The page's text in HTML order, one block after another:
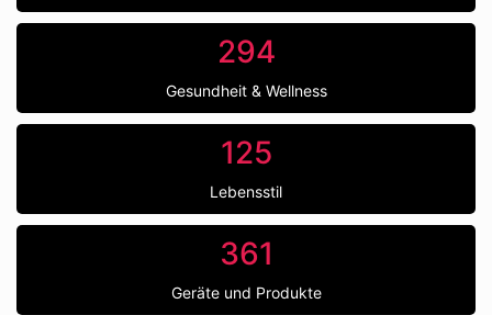
294
Gesundheit & Wellness
125
Lebensstil
361
Geräte und Produkte